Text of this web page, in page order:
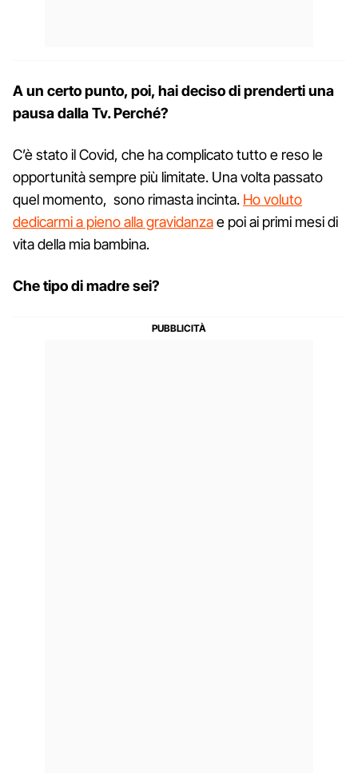
A un certo punto, poi, hai deciso di prenderti una
pausa dalla Tv. Perché?
C’è stato il Covid, che ha complicato tutto e reso le
opportunità sempre più limitate. Una volta passato
quel momento, sono rimasta incinta. Ho voluto
dedicarmi a pieno alla gravidanzae poi ai primi mesi di
vita della mia bambina.
Che tipo di madre sei?